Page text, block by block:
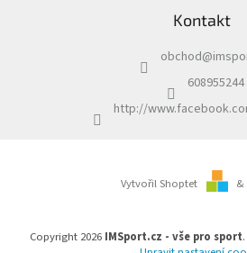
c
í
r
v
y
Kontakt
obchod@
608955244
http://
Vytvořil Shoptet &
Copyright 2026 IMSport.cz - vše pro sport